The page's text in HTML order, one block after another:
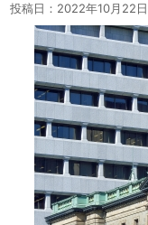
投稿日： 2022年10月22日